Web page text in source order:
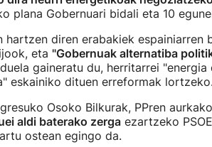
plana Gobernuari bidali eta 10
hartzen diren erabakiek espainiarren
eta "Gobernuak alternatiba
gaineratu du, herritarrei "energia
eskainiko dituen erreformak lortzeko.
Osoko Bilkurak, PPren
aldi baterako zergaezartzeko
ostean egingo da.